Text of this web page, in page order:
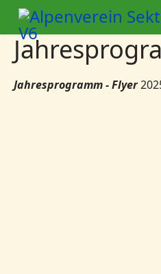
Jahresprogramm - Flyer